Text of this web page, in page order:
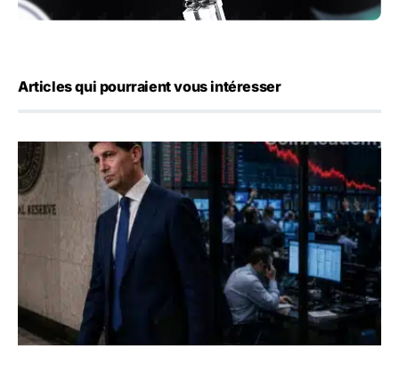
Articles qui pourraient vous intéresser
Kevin Warsh maintient sa communication minimaliste